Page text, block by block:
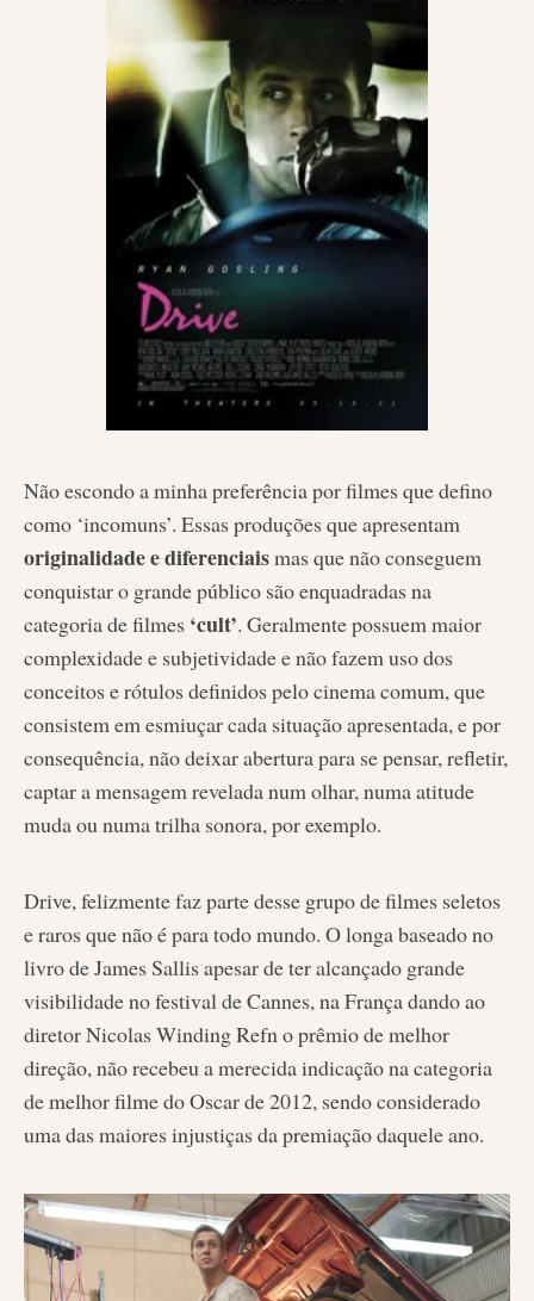
Não escondo a minha preferência por filmes que defino
como ‘incomuns’. Essas produções que apresentam
originalidade e diferenciaismas que não conseguem
conquistar o grande público são enquadradas na
categoria de filmes ‘cult’. Geralmente possuem maior
complexidade e subjetividade e não fazem uso dos
conceitos e rótulos definidos pelo cinema comum, que
consistem em esmiuçar cada situação apresentada, e por
consequência, não deixar abertura para se pensar, refletir,
captar a mensagem revelada num olhar, numa atitude
muda ou numa trilha sonora, por exemplo.
Drive, felizmente faz parte desse grupo de filmes seletos
e raros que não é para todo mundo. O longa baseado no
livro de James Sallis apesar de ter alcançado grande
visibilidade no festival de Cannes, na França dando ao
diretor Nicolas Winding Refn o prêmio de melhor
direção, não recebeu a merecida indicação na categoria
de melhor filme do Oscar de 2012, sendo considerado
uma das maiores injustiças da premiação daquele ano.